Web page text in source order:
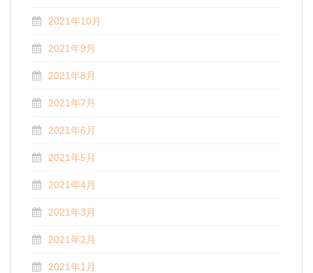
2021年10月
2021年9月
2021年8月
2021年7月
2021年6月
2021年5月
2021年4月
2021年3月
2021年2月
2021年1月